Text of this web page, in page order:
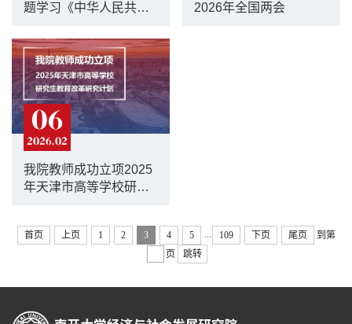
题学习《中华人民共和
2026年全国两会
06
2026.02
我院教师成功立项2025
年天津市高等学校研究
首页 上页 1 2 3 4 5 ... 109 下页 尾页
到第
页
跳转